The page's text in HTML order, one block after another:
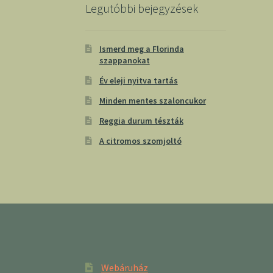
Legutóbbi bejegyzések
Ismerd meg a Florinda
szappanokat
Év eleji nyitva tartás
Minden mentes szaloncukor
Reggia durum tészták
A citromos szomjoltó
Webáruház